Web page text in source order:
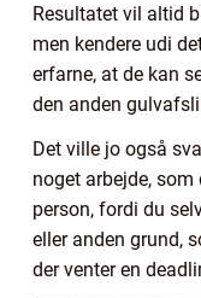
Resultatet vil altid
men kendere udi
erfarne, at de kan
den anden
Det ville jo også
noget arbejde, som
person, fordi du
eller anden grund,
der venter en